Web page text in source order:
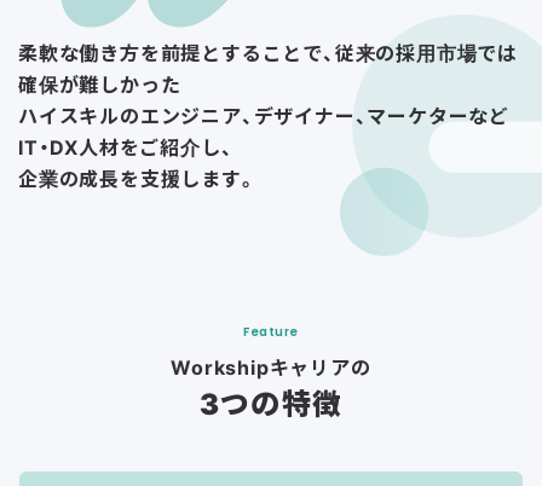
柔軟な働き方を前提とすることで、従来の採用市場では
確保が難しかった
ハイスキルのエンジニア、デザイナー、マーケターなど
IT・DX人材をご紹介し、
企業の成長を支援します。
Feature
Workshipキャリアの
3つの特徴